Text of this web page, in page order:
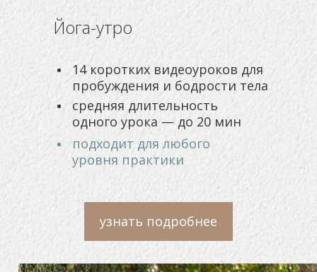
Йога-утро
14 коротких видеоуроков для
пробуждения и бодрости тела
средняя длительность
одного урока — до 20 мин
подходит для любого
уровня практики
узнать подробнее